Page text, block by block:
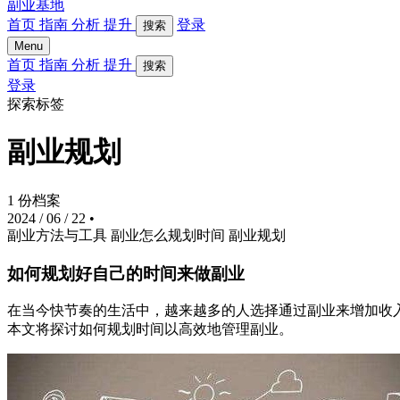
副业基地
首页 指南 分析 提升 搜索 登录
Menu
首页 指南 分析 提升 搜索
登录
探索标签
副业规划
1 份档案
2024 / 06 / 22 •
副业方法与工具 副业怎么规划时间 副业规划
如何规划好自己的时间来做副业
在当今快节奏的生活中，越来越多的人选择通过副业来增加
本文将探讨如何规划时间以高效地管理副业。